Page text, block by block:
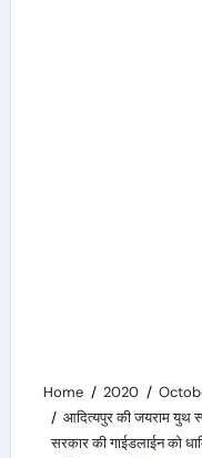
Home 2020
आदित्यपुर की जयराम युथ
सरकार की गाईडलाईन को